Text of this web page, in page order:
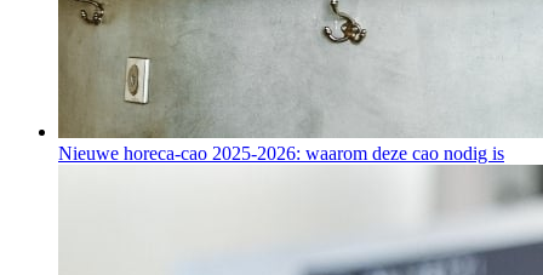
Nieuwe horeca-cao 2025-2026: waarom deze cao nodig is